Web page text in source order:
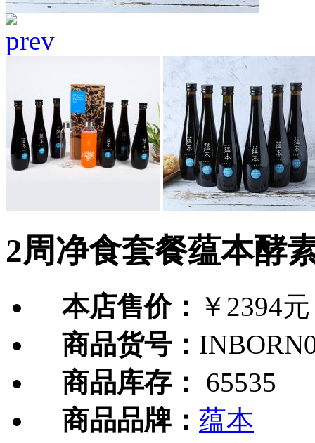
2周净食套餐蕴本酵
本店售价： ￥2394元
商品货号：
商品库存：
65535
商品品牌： 蕴本